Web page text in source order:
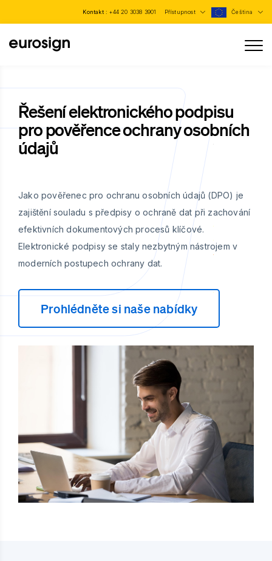
Kontakt :+44 20 3038 3901 Přístupnost Čeština
Řešení elektronického podpisu
pro pověřence ochrany osobních
údajů
Jako pověřenec pro ochranu osobních údajů (DPO) je
zajištění souladu s předpisy o ochraně dat při zachování
efektivních dokumentových procesů klíčové.
Elektronické podpisy se staly nezbytným nástrojem v
moderních postupech ochrany dat.
Prohlédněte si naše nabídky